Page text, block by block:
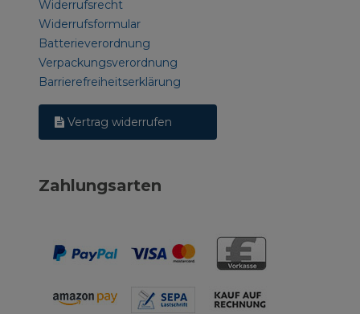
Widerrufsrecht
Widerrufsformular
Batterieverordnung
Verpackungsverordnung
Barrierefreiheitserklärung
Vertrag widerrufen
Zahlungsarten